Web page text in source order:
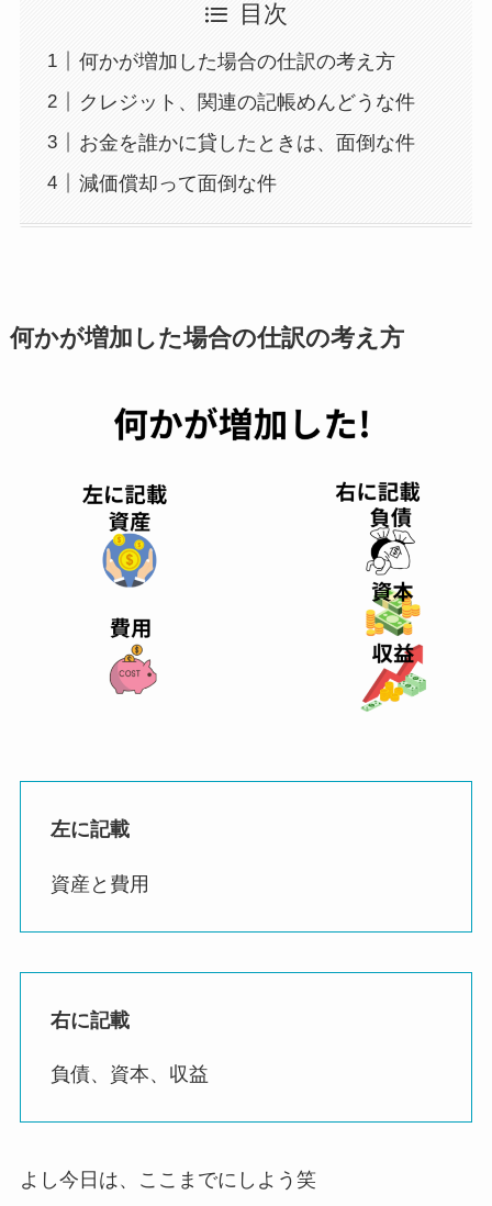
目次
何かが増加した場合の仕訳の考え方
クレジット、関連の記帳めんどうな件
お金を誰かに貸したときは、面倒な件
減価償却って面倒な件
何かが増加した場合の仕訳の考え方
左に記載
資産と費用
右に記載
負債、資本、収益
よし今日は、ここまでにしよう笑